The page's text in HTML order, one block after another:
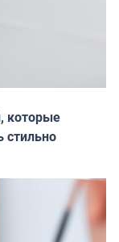
которые
стильно